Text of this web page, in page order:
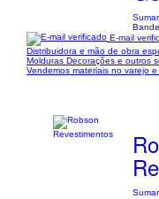
E-mail
Distribuidora e mão de obra
Molduras Decorações e outros
Vendemos materiais no varejo e